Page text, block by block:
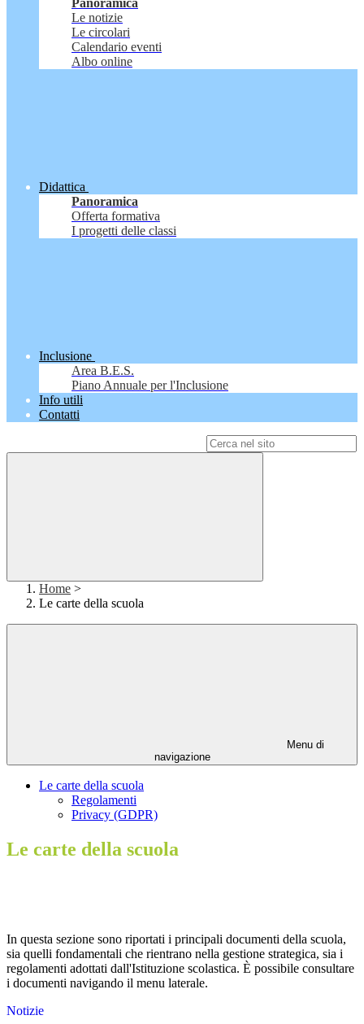
Panoramica
Le notizie
Le circolari
Calendario eventi
Albo online
Didattica
Panoramica
Offerta formativa
I progetti delle classi
Inclusione
Area B.E.S.
Piano Annuale per l'Inclusione
Info utili
Contatti
Home >
Le carte della scuola
Menu di
navigazione
Le carte della scuola
Regolamenti
Privacy (GDPR)
Le carte della scuola
In questa sezione sono riportati i principali documenti della scuola,
sia quelli fondamentali che rientrano nella gestione strategica, sia i
regolamenti adottati dall'Istituzione scolastica. È possibile consultare
i documenti navigando il menu laterale.
Notizie